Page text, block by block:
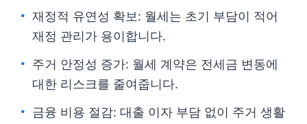
재정적 유연성 확보: 월세는 초기 부담이 적어
재정 관리가 용이합니다.
주거 안정성 증가: 월세 계약은 전세금 변동에
대한 리스크를 줄여줍니다.
금융 비용 절감: 대출 이자 부담 없이 주거 생활